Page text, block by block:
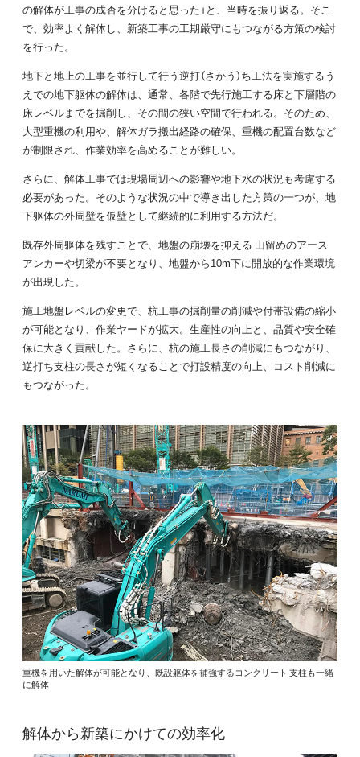
の解体が工事の成否を分けると思った」と、当時を振り返る。そこ
で、効率よく解体し、新築工事の工期厳守にもつながる方策の検討
を行った。
地下と地上の工事を並行して行う逆打（さかう）ち工法を実施するう
えでの地下躯体の解体は、通常、各階で先行施工する床と下層階の
床レベルまでを掘削し、その間の狭い空間で行われる。そのため、
大型重機の利用や、解体ガラ搬出経路の確保、重機の配置台数など
が制限され、作業効率を高めることが難しい。
さらに、解体工事では現場周辺への影響や地下水の状況も考慮する
必要があった。そのような状況の中で導き出した方策の一つが、地
下躯体の外周壁を仮壁として継続的に利用する方法だ。
既存外周躯体を残すことで、地盤の崩壊を抑える 山留めのアース
アンカーや切梁が不要となり、地盤から10m下に開放的な作業環境
が出現した。
施工地盤レベルの変更で、杭工事の掘削量の削減や付帯設備の縮小
が可能となり、作業ヤードが拡大。生産性の向上と、品質や安全確
保に大きく貢献した。さらに、杭の施工長さの削減にもつながり、
逆打ち支柱の長さが短くなることで打設精度の向上、コスト削減に
もつながった。
重機を用いた解体が可能となり、既設躯体を補強するコンクリート 支柱も一緒
に解体
解体から新築にかけての効率化